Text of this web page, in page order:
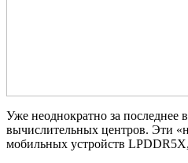
Уже неоднократно за
вычислительных центров. Эти
мобильных устройств